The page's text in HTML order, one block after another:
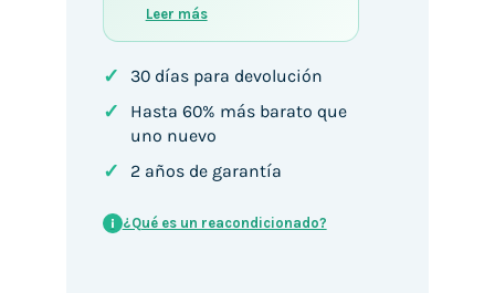
Leer más
✓ 30 días para devolución
✓
Hasta 60% más barato que
uno nuevo
✓ 2 años de garantía
i ¿Qué es un reacondicionado?